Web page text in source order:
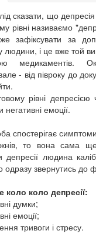
сказати, що
рівні називаємо
зафіксувати за
людини, і це вже той
медикаментів.
- від півроку до
рівні
негативні емоції.
спостерігає
то вона сама
депресії людина
одразу звернутись до
коло коло депресії:
думки;
емоції;
тривоги і стресу.